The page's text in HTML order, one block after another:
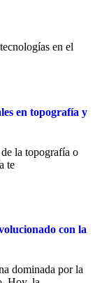
en el
en topografía y
la topografía o
te
con la
dominada por la